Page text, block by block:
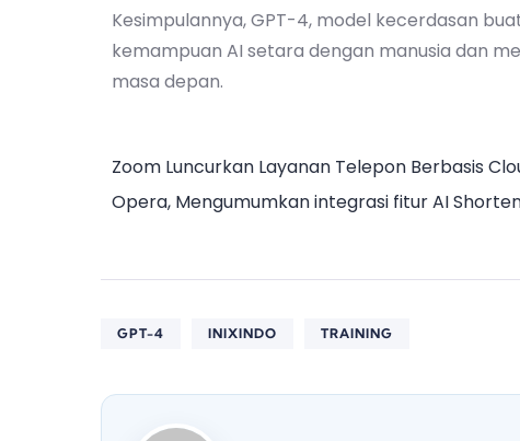
Kesimpulannya, GPT-4, model kecerdasan
kemampuan AI setara dengan manusia dan
masa depan.
Zoom Luncurkan Layanan Telepon Berbasis
Opera, Mengumumkan integrasi fitur AI
GPT-4 INIXINDO TRAINING